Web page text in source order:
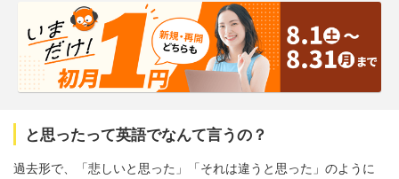
と思ったって英語でなんて言うの？
過去形で、「悲しいと思った」「それは違うと思った」のように